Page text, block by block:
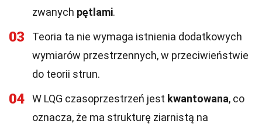
zwanych pętlami.
03
Teoria ta nie wymaga istnienia dodatkowych
wymiarów przestrzennych, w przeciwieństwie
do teorii strun.
04 W LQG czasoprzestrzeń jest kwantowana, co
oznacza, że ma strukturę ziarnistą na